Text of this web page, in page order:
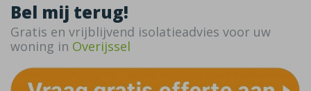
Bel mij terug!
Gratis en vrijblijvend isolatieadvies voor uw
woning in Overijssel